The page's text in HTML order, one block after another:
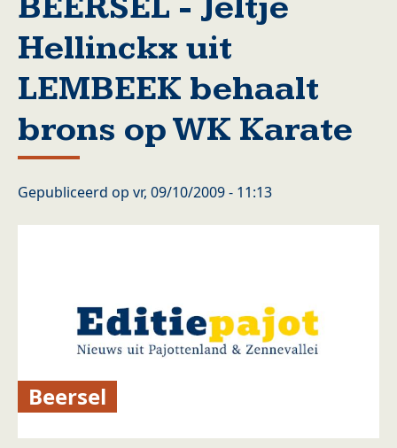
Hellinckx uit
LEMBEEK behaalt
brons op WK Karate
Gepubliceerd op vr, 09/10/2009 - 11:13
Beersel